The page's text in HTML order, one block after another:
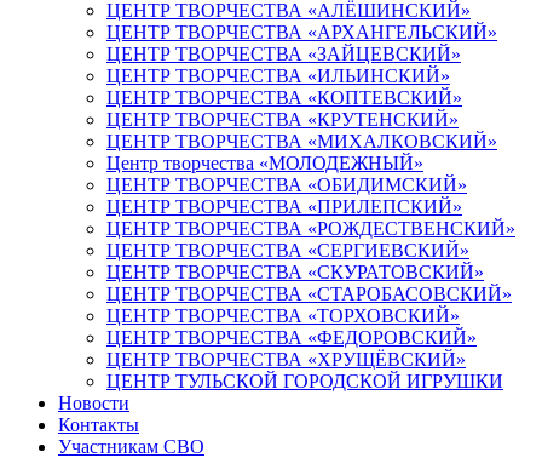
ЦЕНТР ТВОРЧЕСТВА «АЛЁШИНСКИЙ»
ЦЕНТР ТВОРЧЕСТВА «АРХАНГЕЛЬСКИЙ»
ЦЕНТР ТВОРЧЕСТВА «ЗАЙЦЕВСКИЙ»
ЦЕНТР ТВОРЧЕСТВА «ИЛЬИНСКИЙ»
ЦЕНТР ТВОРЧЕСТВА «КОПТЕВСКИЙ»
ЦЕНТР ТВОРЧЕСТВА «КРУТЕНСКИЙ»
ЦЕНТР ТВОРЧЕСТВА «МИХАЛКОВСКИЙ»
Центр творчества «МОЛОДЕЖНЫЙ»
ЦЕНТР ТВОРЧЕСТВА «ОБИДИМСКИЙ»
ЦЕНТР ТВОРЧЕСТВА «ПРИЛЕПСКИЙ»
ЦЕНТР ТВОРЧЕСТВА «РОЖДЕСТВЕНСКИЙ»
ЦЕНТР ТВОРЧЕСТВА «СЕРГИЕВСКИЙ»
ЦЕНТР ТВОРЧЕСТВА «СКУРАТОВСКИЙ»
ЦЕНТР ТВОРЧЕСТВА «СТАРОБАСОВСКИЙ»
ЦЕНТР ТВОРЧЕСТВА «ТОРХОВСКИЙ»
ЦЕНТР ТВОРЧЕСТВА «ФЕДОРОВСКИЙ»
ЦЕНТР ТВОРЧЕСТВА «ХРУЩЁВСКИЙ»
ЦЕНТР ТУЛЬСКОЙ ГОРОДСКОЙ ИГРУШКИ
Новости
Контакты
Участникам СВО